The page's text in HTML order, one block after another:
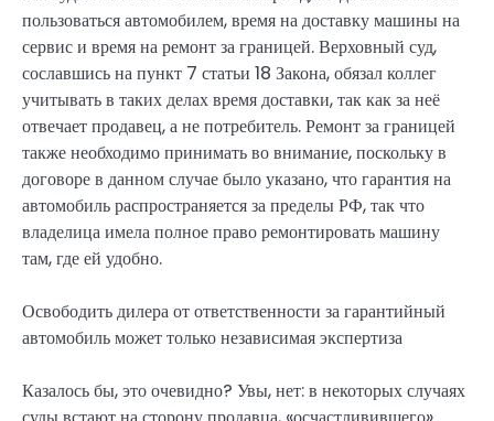
пользоваться автомобилем, время на доставку машины на
сервис и время на ремонт за границей. Верховный суд,
сославшись на пункт 7 статьи 18 Закона, обязал коллег
учитывать в таких делах время доставки, так как за неё
отвечает продавец, а не потребитель. Ремонт за границей
также необходимо принимать во внимание, поскольку в
договоре в данном случае было указано, что гарантия на
автомобиль распространяется за пределы РФ, так что
владелица имела полное право ремонтировать машину
там, где ей удобно.
Освободить дилера от ответственности за гарантийный
автомобиль может только независимая экспертиза
Казалось бы, это очевидно? Увы, нет: в некоторых случаях